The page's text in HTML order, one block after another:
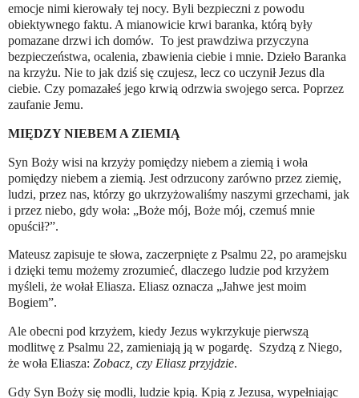
emocje nimi kierowały tej nocy. Byli bezpieczni z powodu
obiektywnego faktu. A mianowicie krwi baranka, którą były
pomazane drzwi ich domów. To jest prawdziwa przyczyna
bezpieczeństwa, ocalenia, zbawienia ciebie i mnie. Dzieło Baranka
na krzyżu. Nie to jak dziś się czujesz, lecz co uczynił Jezus dla
ciebie. Czy pomazałeś jego krwią odrzwia swojego serca. Poprzez
zaufanie Jemu.
MIĘDZY NIEBEM A ZIEMIĄ
Syn Boży wisi na krzyży pomiędzy niebem a ziemią i woła
pomiędzy niebem a ziemią. Jest odrzucony zarówno przez ziemię,
ludzi, przez nas, którzy go ukrzyżowaliśmy naszymi grzechami, jak
i przez niebo, gdy woła: „Boże mój, Boże mój, czemuś mnie
opuścił?”.
Mateusz zapisuje te słowa, zaczerpnięte z Psalmu 22, po aramejsku
i dzięki temu możemy zrozumieć, dlaczego ludzie pod krzyżem
myśleli, że wołał Eliasza. Eliasz oznacza „Jahwe jest moim
Bogiem”.
Ale obecni pod krzyżem, kiedy Jezus wykrzykuje pierwszą
modlitwę z Psalmu 22, zamieniają ją w pogardę. Szydzą z Niego,
że woła Eliasza: Zobacz, czy Eliasz przyjdzie.
Gdy Syn Boży się modli, ludzie kpią. Kpią z Jezusa, wypełniając